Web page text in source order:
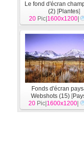
Le fond d'écran
(2) [Plantes]
20 Pic| 1600x1200
Fonds d'écran
Webshots (15) [
20 Pic| 1600x1200